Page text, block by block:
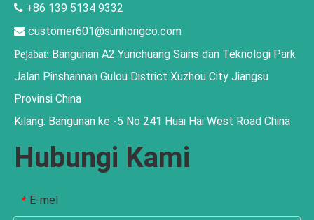
 +86 139 5134 9332
 customer601@sunhongco.com
Pejabat: Bangunan A2 Yunchuang Sains dan Teknologi Park
Jalan Pinshannan Gulou District Xuzhou City Jiangsu
Provinsi China
Kilang: Bangunan ke -5 No 241 Huai Hai West Road China
Hubungi Kami
* E-mel